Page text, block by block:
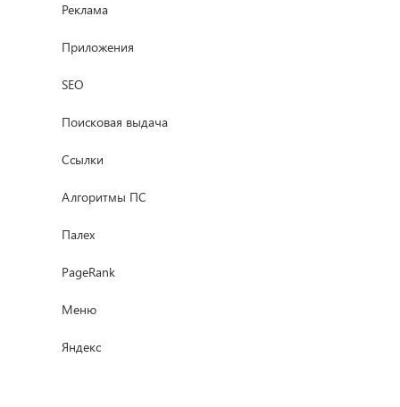
Реклама
Приложения
SEO
Поисковая выдача
Ссылки
Алгоритмы ПС
Палех
PageRank
Меню
Яндекс